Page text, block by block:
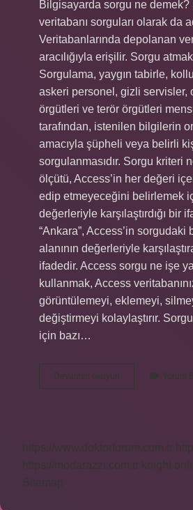
Bilgisayarda sorgu ne demek?
veritabanı sorguları olarak da
Veritabanlarında depolanan
aracılığıyla erişilir. Sorgu
Sorgulama, yaygın tabirle,
askeri personel, gizli servisler,
örgütleri ve terör örgütleri
tarafından, istenilen bilgilerin
amacıyla şüpheli veya belirli
sorgulanmasıdır. Sorgu kriteri
ölçütü, Access’in her değeri
edip etmeyeceğini belirlemek
değerleriyle karşılaştırdığı bir
“Ankara”, Access’in sorgudaki
alanının değerleriyle
ifadedir. Access sorgu ne işe
kullanmak, Access
görüntülemeyi, eklemeyi,
değiştirmeyi kolaylaştırır.
için bazı…
Devamını okuyun
Nedir
Yorum
https://www.doktorforum.com.tr
https://modarazzi.com.tr
knight
Sitemap